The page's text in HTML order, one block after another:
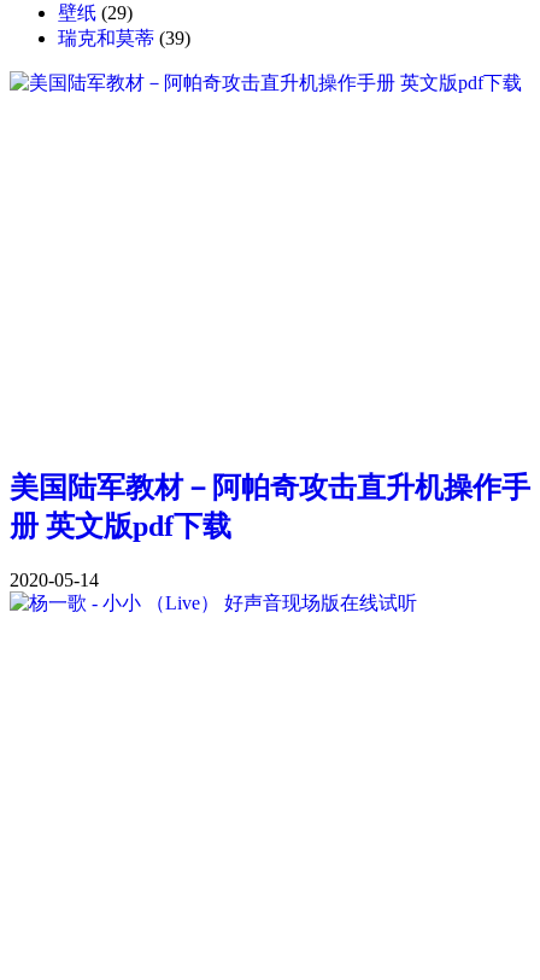
壁纸 (29)
瑞克和莫蒂 (39)
美国陆军教材－阿帕奇攻击直升机操作手
册 英文版pdf下载
2020-05-14